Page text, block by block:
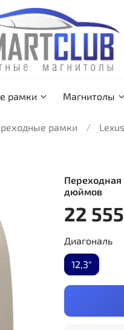
рамки Магнитолы
рамки Lexus
Переходная
дюймов
22
Диагональ
12,3"